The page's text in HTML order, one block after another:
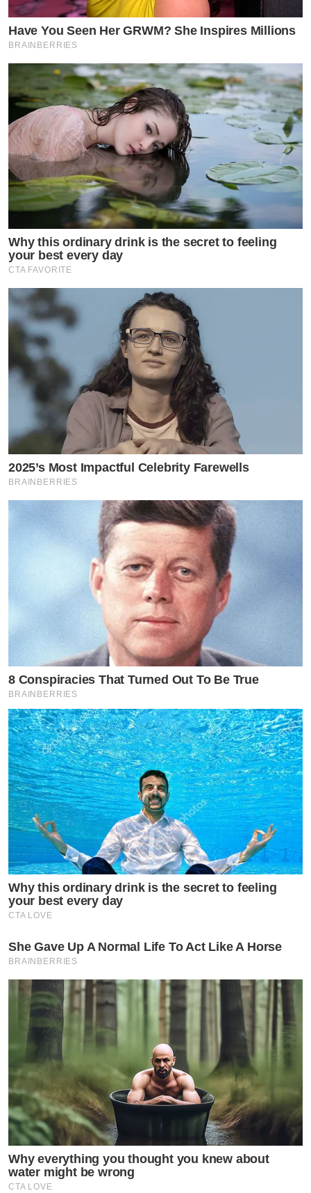
Have You Seen Her GRWM? She Inspires Millions
BRAINBERRIES
Why this ordinary drink is the secret to feeling
your best every day
CTA FAVORITE
2025’s Most Impactful Celebrity Farewells
BRAINBERRIES
8 Conspiracies That Turned Out To Be True
BRAINBERRIES
Why this ordinary drink is the secret to feeling
your best every day
CTA LOVE
She Gave Up A Normal Life To Act Like A Horse
BRAINBERRIES
Why everything you thought you knew about
water might be wrong
CTA LOVE